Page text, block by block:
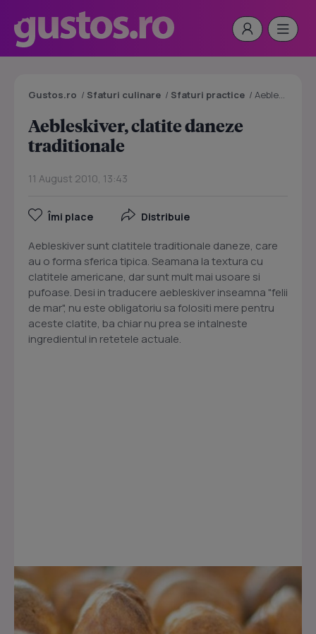
Gustos.ro / Sfaturi culinare / Sfaturi practice / Aebleskiver, clatite daneze traditionale
Aebleskiver, clatite daneze
traditionale
11 August 2010, 13:43
Îmi place Distribuie
Aebleskiver sunt clatitele traditionale daneze, care
au o forma sferica tipica. Seamana la textura cu
clatitele americane, dar sunt mult mai usoare si
pufoase. Desi in traducere aebleskiver inseamna "felii
de mar", nu este obligatoriu sa folositi mere pentru
aceste clatite, ba chiar nu prea se intalneste
ingredientul in retetele actuale.